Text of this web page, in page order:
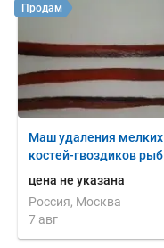
Маш удаления мелких
костей-гвоздиков рыб
цена не указана
Россия, Москва
7 авг
Продам